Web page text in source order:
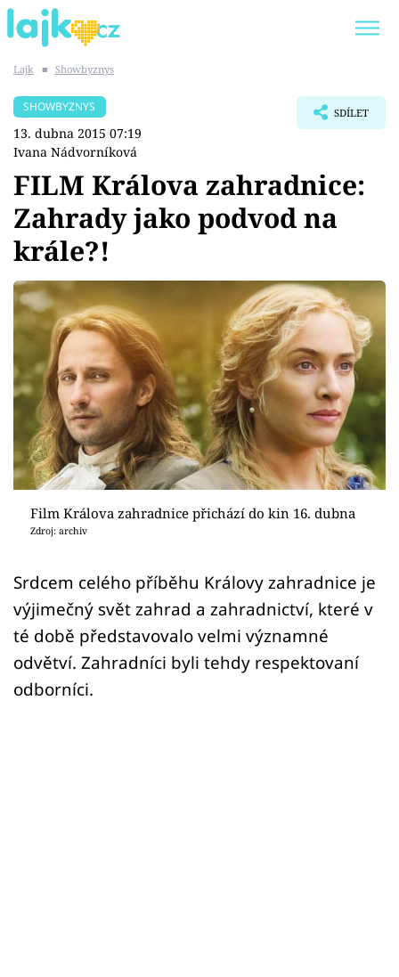
SHOPAHOLICADEL
Témata
Showbyznys
Youtubeři
Virály
Sex a vztahy
Videa
Sledujte prima+
Přihlášení
Sledujte nás
Lajk ■ Showbyznys
SHOWBYZNYS
13. dubna 2015 07:19
Ivana Nádvorníková
SDÍLET
FILM Králova zahradnice:
Zahrady jako podvod na
krále?!
Film Králova zahradnice přichází do kin 16. dubna
Zdroj: archiv
Srdcem celého příběhu Královy zahradnice je
výjimečný svět zahrad a zahradnictví, které v
té době představovalo velmi významné
odvětví. Zahradníci byli tehdy respektovaní
odborníci.